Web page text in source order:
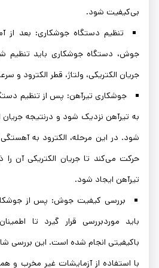
بی‌کیفیت شود.
تنظیم دستگاه جوشکاری: بعد از
جوش، دستگاه جوشکاری باید تنظیم
جریان الکتریکی، ولتاژ، قطر الکترود
جوشکاری تیرآهن: پس از تنظیم
به تیرآهن نزدیک شود و درنتیجه جریان
شود. در این مرحله، الکترود به
حرکت می‌کند تا جریان الکتریکی آن
تیرآهن ایجاد شود.
بررسی کیفیت جوش: پس از
باید موردبررسی قرار گیرد تا
باکیفیتی انجام شده است. این بررسی
با استفاده از آزمایشات غیر مخرب و